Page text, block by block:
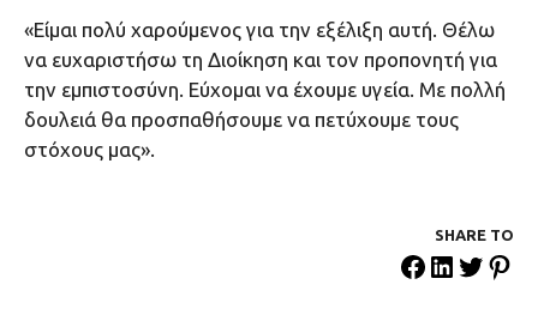
«Eίμαι πολύ χαρούμενος για την εξέλιξη αυτή. Θέλω
να ευχαριστήσω τη Διοίκηση και τον προπονητή για
την εμπιστοσύνη. Εύχομαι να έχουμε υγεία. Με πολλή
δουλειά θα προσπαθήσουμε να πετύχουμε τους
στόχους μας».
SHARE ΤΟ